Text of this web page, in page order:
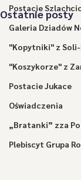
Postacie
Galeria Dziadów
"Kopytniki" z
"Koszykorze" z
Postacie Jukace
Oświadczenia
„Bratanki” zza
Plebiscyt Grupa
Ostatnie posty